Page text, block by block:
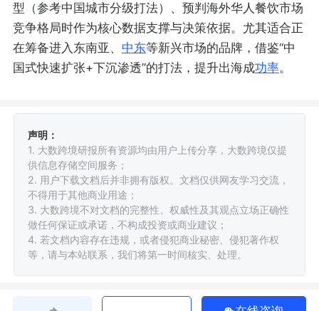
型（参考中国城市分级打法）、预判海外华人餐饮市场
竞争格局时作为核心数据支撑与决策依据。尤其适合正
在筹备进入东南亚、 中东等新兴市场的品牌，借鉴“中
国式快速扩张+下沉渗透”的打法，提升出海成功率。
声明：
1. 大数跨境研报所有资源均由用户上传分享，大数跨境仅提
供信息存储空间服务；
2. 用户下载文档后并非拥有版权。文档仅供网友学习交流，
不得用于其他商业用途；
3. 大数跨境不对文档的完整性、权威性及其观点立场正确性
做任何保证或承诺，不构成投资或商业建议；
4. 若文档内容存在违规，或者侵犯商业秘密、侵犯著作权
等，请与本站联系，我们将第一时间核实、处理。